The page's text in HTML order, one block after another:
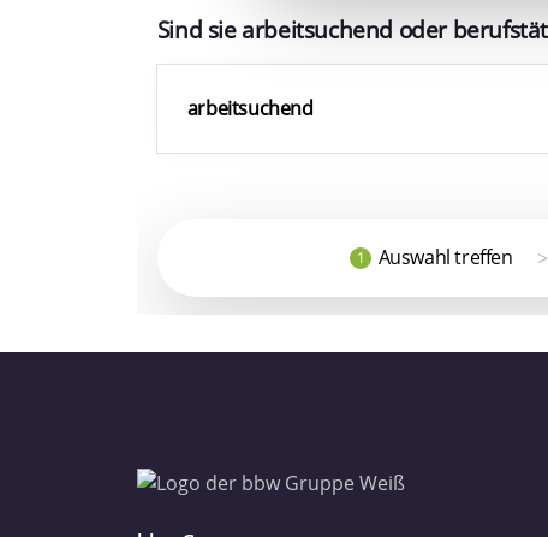
Website an unsere Partner
möglicherweise mit weiteren
Datenschutzerklärung